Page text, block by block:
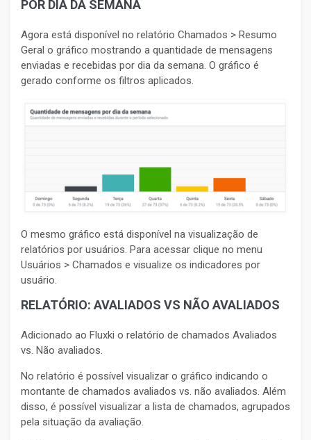
POR DIA DA SEMANA
Agora está disponível no relatório Chamados > Resumo
Geral o gráfico mostrando a quantidade de mensagens
enviadas e recebidas por dia da semana. O gráfico é
gerado conforme os filtros aplicados.
O mesmo gráfico está disponível na visualização de
relatórios por usuários. Para acessar clique no menu
Usuários > Chamados e visualize os indicadores por
usuário.
RELATÓRIO: AVALIADOS VS NÃO AVALIADOS
Adicionado ao Fluxki o relatório de chamados Avaliados
vs. Não avaliados.
No relatório é possível visualizar o gráfico indicando o
montante de chamados avaliados vs. não avaliados. Além
disso, é possível visualizar a lista de chamados, agrupados
pela situação da avaliação.